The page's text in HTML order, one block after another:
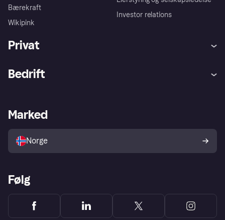
Bærekraft
Wikipink
Investor relations
Privat
Utforsk butikker
Bedrift
Merchant portal
Marked
Norge
Følg